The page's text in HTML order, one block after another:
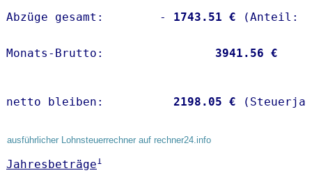
Abzüge gesamt:        -
1743.51 €
Monats-Brutto: 3941.56 €
netto bleiben: 2198.05 €
ausführlicher Lohnsteuerrechner auf rechner24.info
Jahresbeträge1